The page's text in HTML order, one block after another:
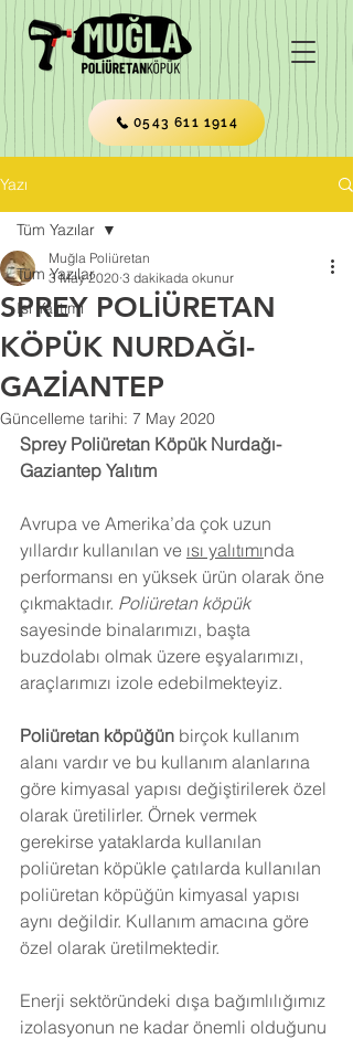
0543 611 1914
Yazı
Tüm Yazılar
Isı Yalıtımı
Tüm Yazılar
SPREY POLİÜRETAN
KÖPÜK NURDAĞI-
GAZİANTEP
Muğla Poliüretan
3 May 2020 3 dakikada okunur
Güncelleme tarihi: 7 May 2020
Sprey Poliüretan Köpük Nurdağı-
Gaziantep Yalıtım
Avrupa ve Amerika’da çok uzun
yıllardır kullanılan ve ısı yalıtımında
performansı en yüksek ürün olarak öne
çıkmaktadır. Poliüretan köpük
sayesinde binalarımızı, başta
buzdolabı olmak üzere eşyalarımızı,
araçlarımızı izole edebilmekteyiz.
Poliüretan köpüğün birçok kullanım
alanı vardır ve bu kullanım alanlarına
göre kimyasal yapısı değiştirilerek özel
olarak üretilirler. Örnek vermek
gerekirse yataklarda kullanılan
poliüretan köpükle çatılarda kullanılan
poliüretan köpüğün kimyasal yapısı
aynı değildir. Kullanım amacına göre
özel olarak üretilmektedir.
Enerji sektöründeki dışa bağımlılığımız
izolasyonun ne kadar önemli olduğunu